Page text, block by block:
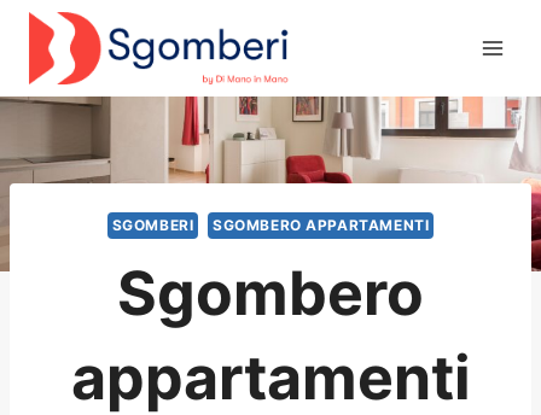
Salta
contenuto
SGOMBERI SGOMBERO APPARTAMENTI
Sgombero
appartamenti